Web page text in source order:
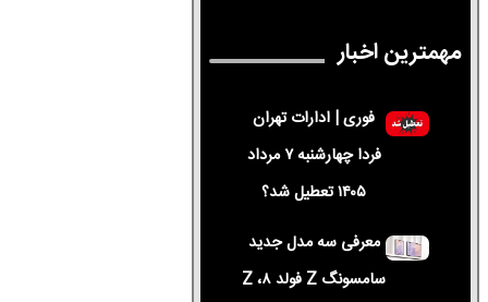
مهمترین اخبار
فوری | ادارات تهران
فردا چهارشنبه ۷ مرداد
۱۴۰۵ تعطیل شد؟
معرفی سه مدل جدید
سامسونگ Z فولد ۸، Z